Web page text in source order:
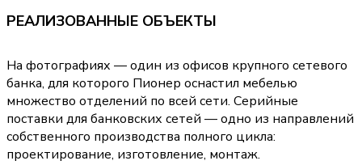
РЕАЛИЗОВАННЫЕ ОБЪЕКТЫ
На фотографиях — один из офисов крупного сетевого
банка, для которого Пионер оснастил мебелью
множество отделений по всей сети. Серийные
поставки для банковских сетей — одно из направлений
собственного производства полного цикла:
проектирование, изготовление, монтаж.